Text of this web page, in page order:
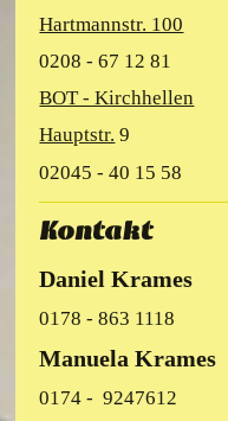
Hartmannstr. 100
0208 - 67 12 81
BOT - Kirchhellen
Hauptstr. 9
02045 - 40 15 58
Kontakt
Daniel Krames
0178 - 863 1118
Manuela Krames
0174 - 9247612